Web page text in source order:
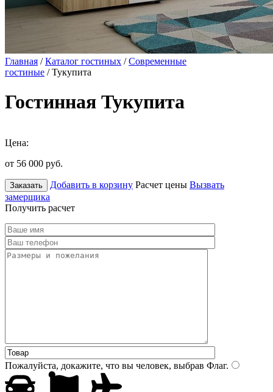
Главная /Каталог гостиных /Современные
гостиные / Тукупита
Гостинная Тукупита
Цена:
от 56 000 руб.
Заказать Добавить в корзину Расчет цены Вызвать
замерщика
Получить расчет
Пожалуйста, докажите, что вы человек, выбрав Флаг.